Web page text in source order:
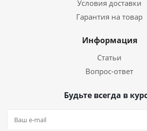
Условия доставки
Гарантия на товар
Информация
Статьи
Вопрос-ответ
Будьте всегда в